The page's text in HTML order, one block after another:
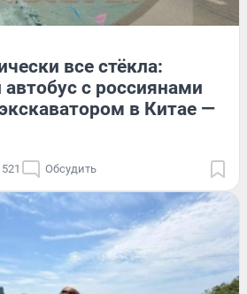
все стёкла:
автобус с россиянами
в Китае —
521 Обсудить